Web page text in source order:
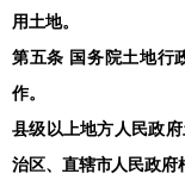
用土地。
第五条 国务院土地行
作。
县级以上地方人民政
治区、直辖市人民政府